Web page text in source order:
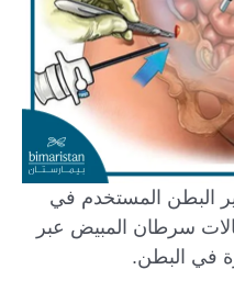
البطن المستخدم في
سرطان المبيض عبر
في البطن.